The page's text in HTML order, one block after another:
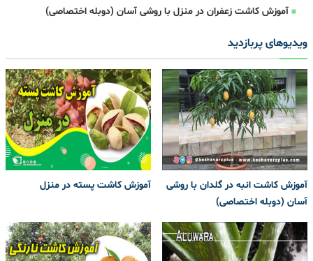
آموزش کاشت زعفران در منزل با روشی آسان (دوبله اختصاصی)
ویدیوهای پربازدید
آموزش کاشت انبه در گلدان با روشی
آسان (دوبله اختصاصی)
آموزش کاشت پسته در منزل